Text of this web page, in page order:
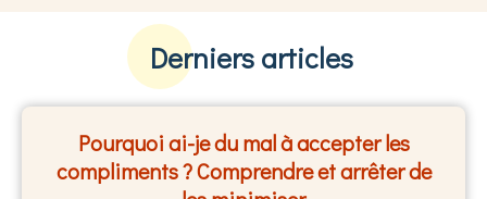
Derniers articles
Pourquoi ai-je du mal à accepter les
compliments ? Comprendre et arrêter de